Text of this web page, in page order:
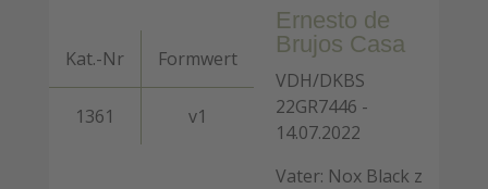
Kat.-Nr Formwert
1361 v1
Ernesto de
Brujos Casa
VDH/DKBS
22GR7446 -
14.07.2022
Vater: Nox Black z